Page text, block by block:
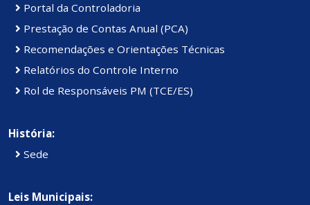
Portal da Controladoria
Prestação de Contas Anual (PCA)
Recomendações e Orientações Técnicas
Relatórios do Controle Interno
Rol de Responsáveis PM (TCE/ES)
História:
Sede
Leis Municipais: